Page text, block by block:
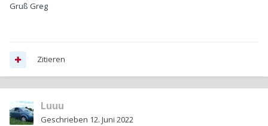
Gruß Greg
Zitieren
Luuu
Geschrieben 12. Juni 2022